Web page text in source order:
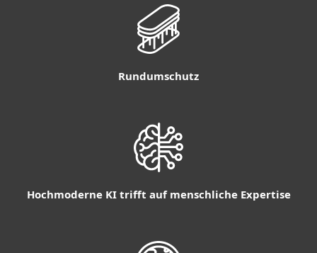
Rundumschutz
Hochmoderne KI trifft auf menschliche Expertise